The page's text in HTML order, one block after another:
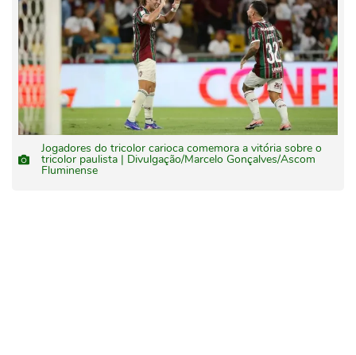
Jogadores do tricolor carioca comemora a vitória sobre o
tricolor paulista | Divulgação/Marcelo Gonçalves/Ascom
Fluminense